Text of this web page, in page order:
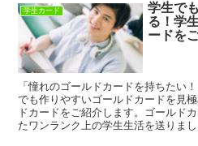
学生カード
学生で
る！学
ードを
「憧れのゴールドカードを持ちたい
でも作りやすいゴールドカードを見
ドカードをご紹介します。ゴールド
たワンランク上の学生生活を送りまし